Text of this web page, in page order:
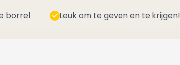
borrel Leuk om te geven en te krijgen!